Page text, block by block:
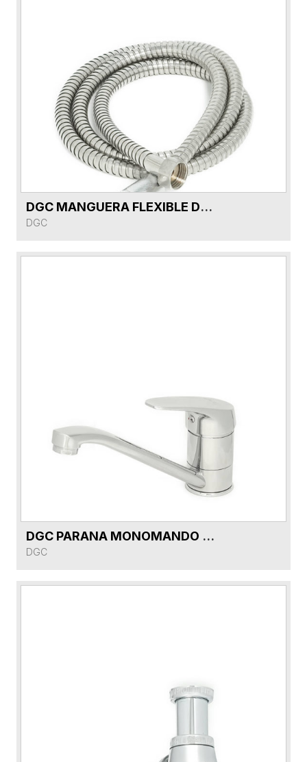
VER FICHA DEL PRODUCTODGC MANGUERA FLEXIBLE DE 1.5 mts DG95197-SS SS150
DGC
VER FICHA DEL PRODUCTODGC PARANA MONOMANDO COCINA DG59131-CR CROMO 2071D-45
DGC